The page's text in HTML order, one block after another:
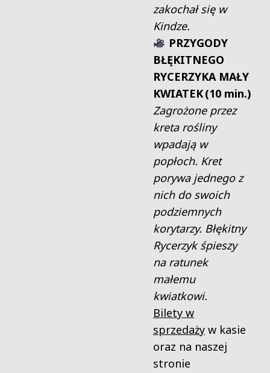
zakochał się w
Kindze.
PRZYGODY
BŁĘKITNEGO
RYCERZYKA MAŁY
KWIATEK (10 min.)
Zagrożone przez
kreta rośliny
wpadają w
popłoch. Kret
porywa jednego z
nich do swoich
podziemnych
korytarzy. Błękitny
Rycerzyk śpieszy
na ratunek
małemu
kwiatkowi.
Bilety w
sprzedaży w kasie
oraz na naszej
stronie